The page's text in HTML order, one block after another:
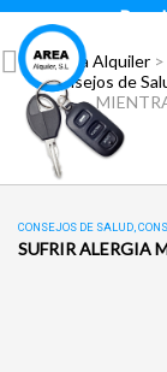
Para
Área Alquiler>
Consejos de
CONSEJOS DE SALUD
SUFRIR ALERGIA